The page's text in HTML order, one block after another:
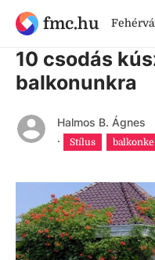
fmc.hu
9 évnél régebbi cikk
10 csodás
balkonunkra
Halmos B. Ágnes
·
Stílus